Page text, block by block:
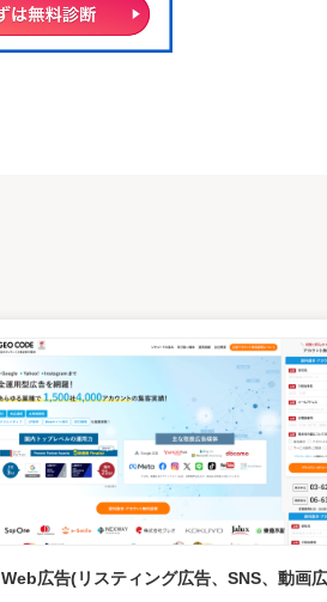
Web広告(リスティング広告、SNS、動画